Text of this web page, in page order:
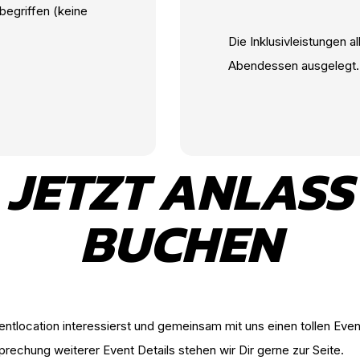
(keine
Die Inklusivleistungen
Abendessen
JETZT ANLASS
BUCHEN
interessierst und gemeinsam mit uns einen tollen
weiterer Event Details stehen wir Dir gerne zur Seite.